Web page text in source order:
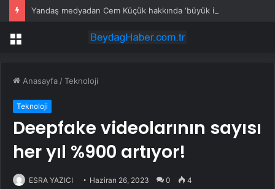
Menü
Anasayfa /Teknoloji
Teknoloji
Deepfake videolarının sayısı
her yıl %900 artıyor!
ESRA YAZICI Haziran 26, 2023 0 4